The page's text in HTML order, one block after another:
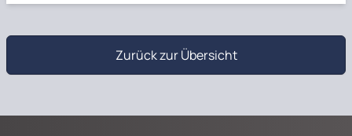
Zurück zur Übersicht